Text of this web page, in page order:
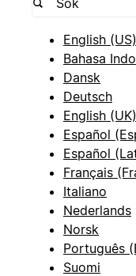
English (US)
Bahasa
Dansk
Deutsch
English (UK)
Español
Español
Français
Italiano
Nederlands
Norsk
Português
Suomi